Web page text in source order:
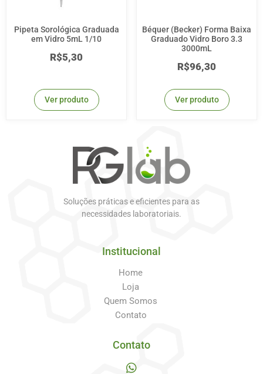
Pipeta Sorológica Graduada
em Vidro 5mL 1/10
R$5,30
Ver produto
Béquer (Becker) Forma Baixa
Graduado Vidro Boro 3.3
3000mL
R$96,30
Ver produto
Soluções práticas e eficientes para as
necessidades laboratoriais.
Institucional
Home
Loja
Quem Somos
Contato
Contato